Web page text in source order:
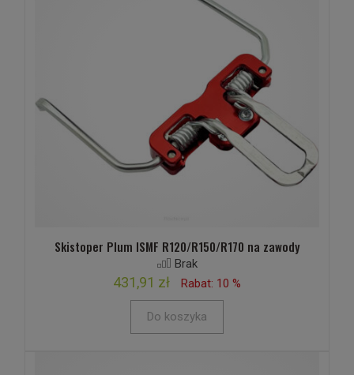
Skistoper Plum ISMF R120/R150/R170 na zawody
Brak
431,91 zł Rabat: 10 %
Do koszyka